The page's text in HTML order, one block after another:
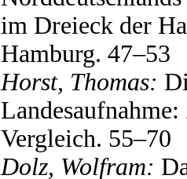
im Dreieck der
Hamburg. 47–53
Horst, Thomas:
Vergleich. 55–70
Dolz, Wolfram: